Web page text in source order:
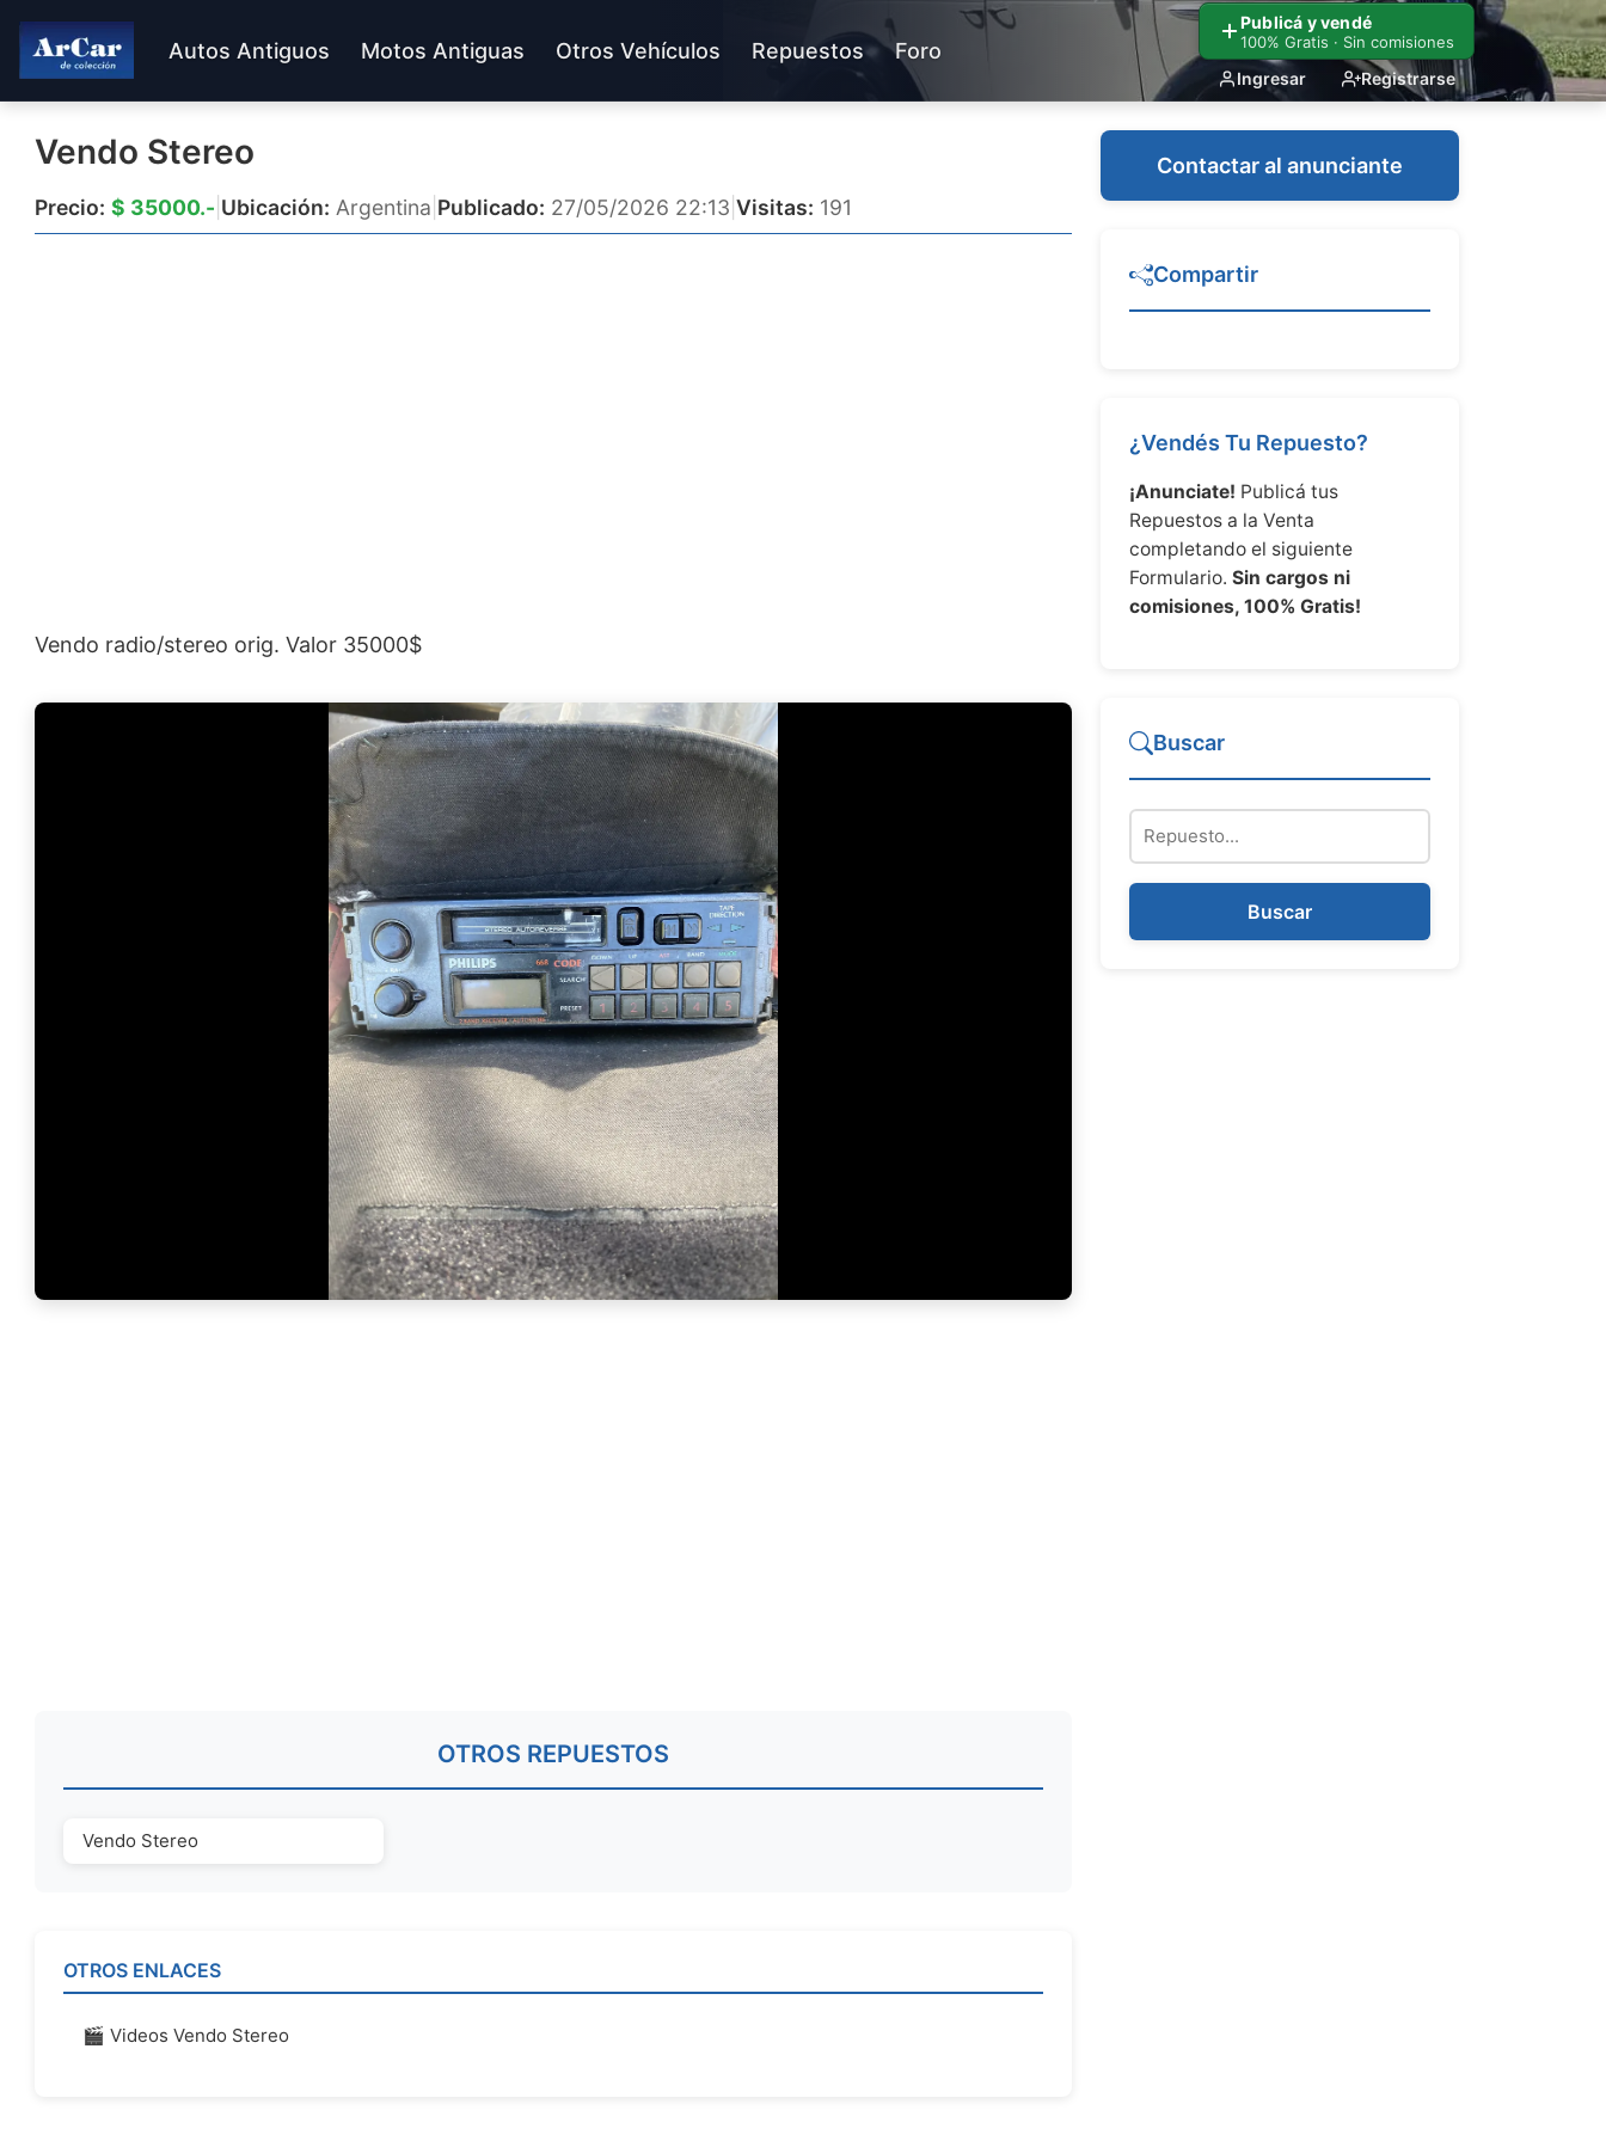
Publicá y vendé
100% Gratis · Sin comisiones
Ingresar Registrarse
Autos Antiguos Motos Antiguas Otros Vehículos Repuestos Foro
Vendo Stereo
Precio: $ 35000.- Ubicación: Argentina Publicado: 27/05/2026 22:13 Visitas: 191
Vendo radio/stereo orig. Valor 35000$
OTROS REPUESTOS
Vendo Stereo
OTROS ENLACES
🎬 Videos Vendo Stereo
Contactar al anunciante
Compartir
¿Vendés Tu Repuesto?
¡Anunciate! Publicá tus
Repuestos a la Venta
completando el siguiente
Formulario. Sin cargos ni
comisiones, 100% Gratis!
Buscar
Buscar